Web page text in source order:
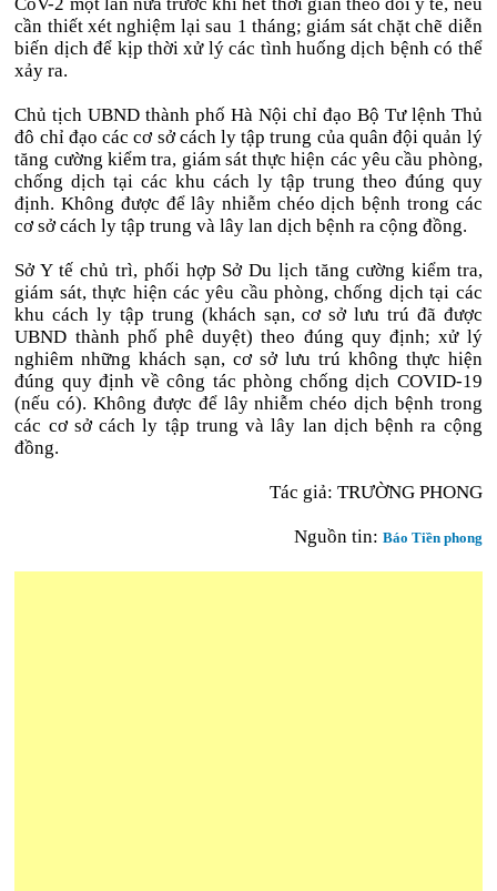
cần thiết xét nghiệm lại sau 1 tháng; giám sát chặt chẽ diễn
biến dịch để kịp thời xử lý các tình huống dịch bệnh có thể
xảy ra.
Chủ tịch UBND thành phố Hà Nội chỉ đạo Bộ Tư lệnh Thủ
đô chỉ đạo các cơ sở cách ly tập trung của quân đội quản lý
tăng cường kiểm tra, giám sát thực hiện các yêu cầu phòng,
chống dịch tại các khu cách ly tập trung theo đúng quy
định. Không được để lây nhiễm chéo dịch bệnh trong các
cơ sở cách ly tập trung và lây lan dịch bệnh ra cộng đồng.
Sở Y tế chủ trì, phối hợp Sở Du lịch tăng cường kiểm tra,
giám sát, thực hiện các yêu cầu phòng, chống dịch tại các
khu cách ly tập trung (khách sạn, cơ sở lưu trú đã được
UBND thành phố phê duyệt) theo đúng quy định; xử lý
nghiêm những khách sạn, cơ sở lưu trú không thực hiện
đúng quy định về công tác phòng chống dịch COVID-19
(nếu có). Không được để lây nhiễm chéo dịch bệnh trong
các cơ sở cách ly tập trung và lây lan dịch bệnh ra cộng
đồng.
Tác giả: TRƯỜNG PHONG
Nguồn tin: Báo Tiền phong